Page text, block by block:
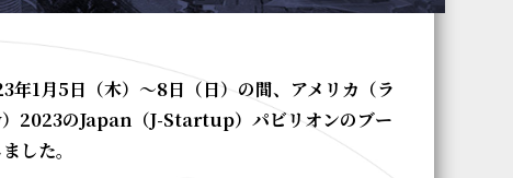
1月5日（木）～8日（日）の間、アメリカ（ラ
2023のJapan（J-Startup）パビリオンのブー
した。